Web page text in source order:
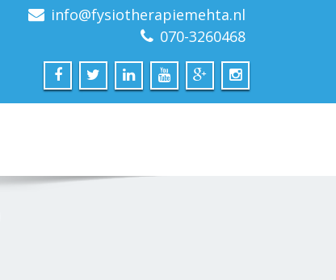
info@fysiotherapiemehta.nl
070-3260468